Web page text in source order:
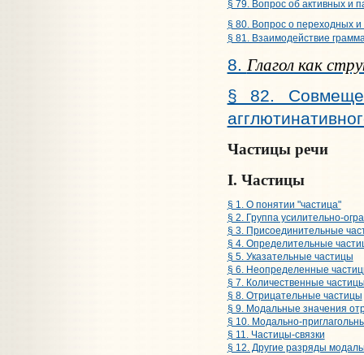
§ 79. Вопрос об активных и
§ 80. Вопрос о переходных и
§ 81. Взаимодействие
8. Глагол как
§ 82.
Частицы речи
I. Частицы
§ 1. О понятии "частица"
§ 2. Группа усилительно-
§ 3. Присоединительные
§ 4. Определительные
§ 5. Указательные частицы
§ 6. Неопределенные
§ 7. Количественные
§ 8. Отрицательные частицы
§ 9. Модальные значения
§ 10. Модально-
§ 11. Частицы-связки
§ 12. Другие разряды